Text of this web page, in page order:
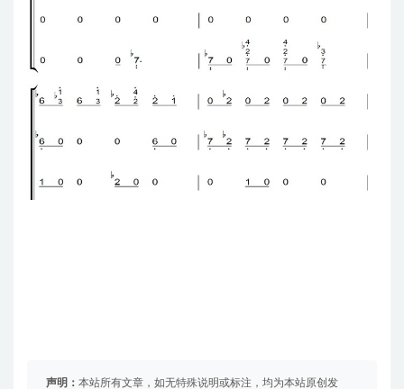
声明： 本站所有文章，如无特殊说明或标注，均为本站原创发